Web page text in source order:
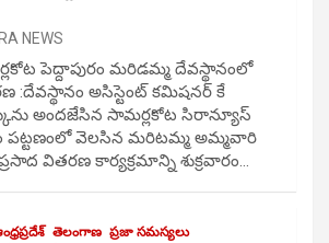
NEWS
పెద్దాపురం మరిడమ్మ దేవస్థానంలో
:దేవస్థానం అసిస్టెంట్ కమిషనర్ కే
అందజేసిన సామర్లకోట సిరాన్యూస్
పట్టణంలో వెలసిన మరిటమ్మ అమ్మవారి
వితరణ కార్యక్రమాన్ని శుక్రవారం…
తెలంగాణ ప్రజా సమస్యలు